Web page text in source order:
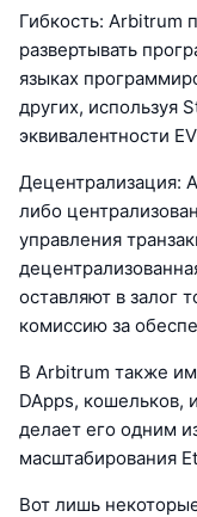
Гибкость: Arbitrum
развертывать
языках
других, используя
эквивалентности
Децентрализация:
либо
управления
оставляют в залог
комиссию за
В Arbitrum также
DApps, кошельков,
делает его одним
масштабирования
Вот лишь